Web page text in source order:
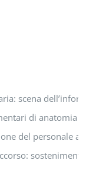
scena
di anatomia e
del personale
sostenimento